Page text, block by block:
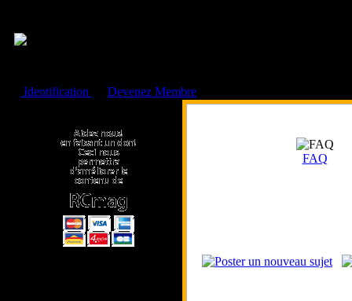
Identification
Devenez Membre
FAQ